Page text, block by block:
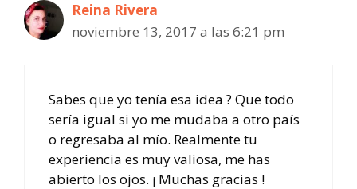
Reina Rivera
noviembre 13, 2017 a las 6:21 pm
Sabes que yo tenía esa idea ? Que todo
sería igual si yo me mudaba a otro país
o regresaba al mío. Realmente tu
experiencia es muy valiosa, me has
abierto los ojos. ¡ Muchas gracias !